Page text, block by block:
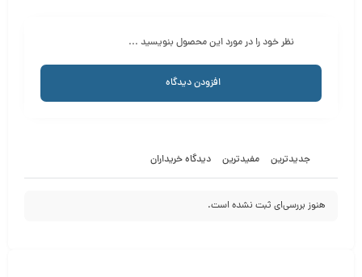
جدیدترین مفیدترین دیدگاه خریداران
هنوز بررسی‌ای ثبت نشده است.
نظر خود را در مورد این محصول بنویسید ...
افزودن دیدگاه